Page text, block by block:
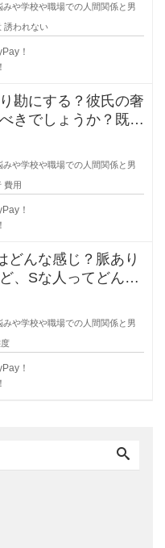
みや学校や職場での人間関係と男
誘われない
！
勘にする？彼氏の奢
きでしょうか？既に
渡しで
みや学校や職場での人間関係と男
費用
！
どんな感じ？脈あり
、Sな人ってどんな
るでし
みや学校や職場での人間関係と男
！